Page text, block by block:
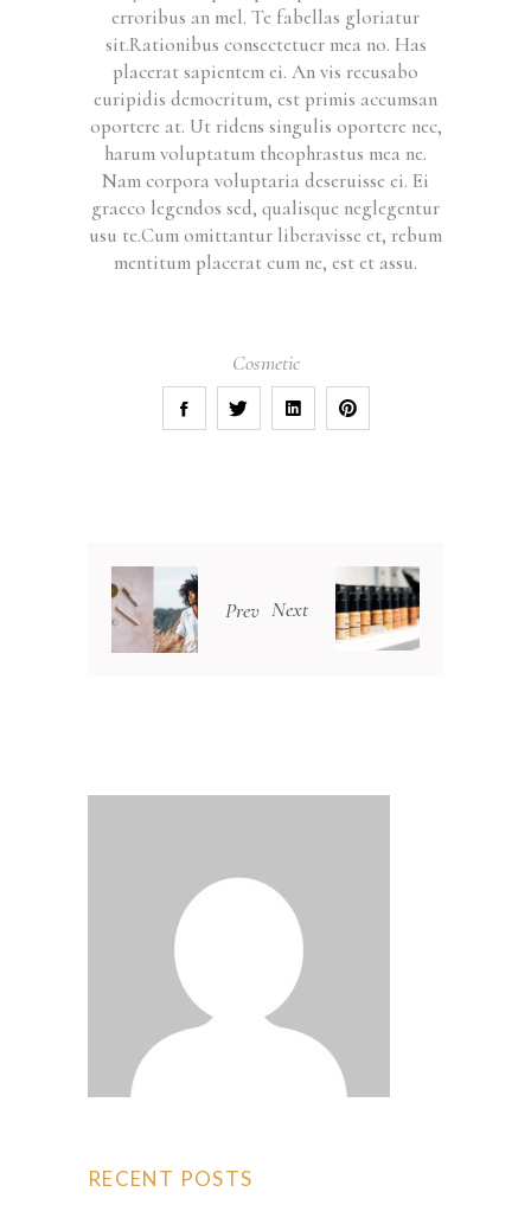
erroribus an mel. Te fabellas gloriatur
sit.Rationibus consectetuer mea no. Has
placerat sapientem ei. An vis recusabo
euripidis democritum, est primis accumsan
oportere at. Ut ridens singulis oportere nec,
harum voluptatum theophrastus mea ne.
Nam corpora voluptaria deseruisse ei. Ei
graeco legendos sed, qualisque neglegentur
usu te.Cum omittantur liberavisse et, rebum
mentitum placerat cum ne, est et assu.
Cosmetic
Prev Next
RECENT POSTS